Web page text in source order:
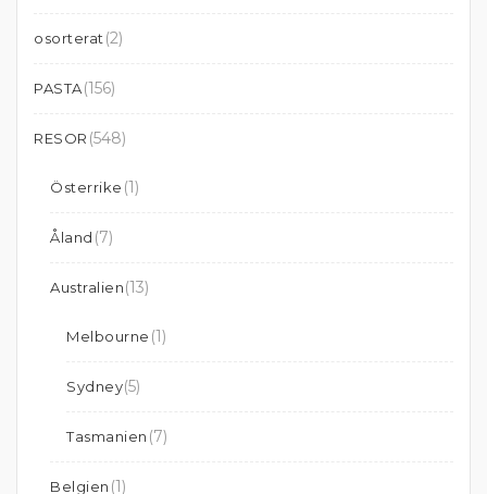
osorterat (2)
PASTA(156)
RESOR (548)
Österrike (1)
Åland (7)
Australien(13)
Melbourne (1)
Sydney(5)
Tasmanien (7)
Belgien (1)